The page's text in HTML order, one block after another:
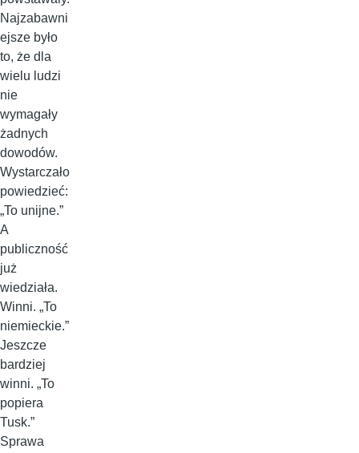
Najzabawni
ejsze było
to, że dla
wielu ludzi
nie
wymagały
żadnych
dowodów.
Wystarczało
powiedzieć:
„To unijne.”
A
publiczność
już
wiedziała.
Winni. „To
niemieckie.”
Jeszcze
bardziej
winni. „To
popiera
Tusk.”
Sprawa